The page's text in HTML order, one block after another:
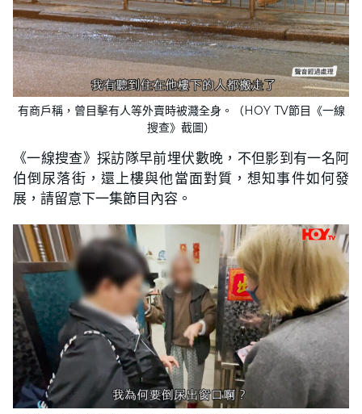
有商戶稱，曾目擊有人等外賣時被濺全身。（HOY TV節目《一線
搜查》截圖）
《一線搜查》採訪隊早前埋伏數晚，不但影到有一名阿
伯倒尿落街，還上樓與他當面對質，想知事件如何發
展，請留意下一集節目內容。